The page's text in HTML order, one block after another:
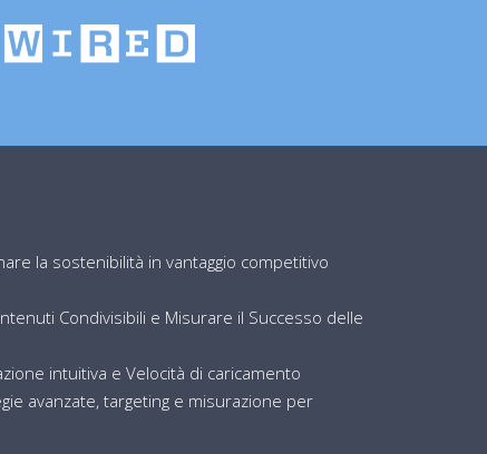
la sostenibilità in vantaggio competitivo
Condivisibili e Misurare il Successo delle
intuitiva e Velocità di caricamento
avanzate, targeting e misurazione per